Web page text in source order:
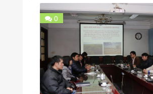
gia Hội thảo “ Sử dụng nhiên liệu sạch
giảm phát thải chất gây ô nhiễm từ
thông cơ giới, bảo vệ môi trường” tại
Công Đoàn do Vụ Môi Trường (Bộ
với Hiệp hội Nh...
0